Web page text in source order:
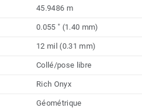
45.9486 m
0.055 " (1.40 mm)
12 mil (0.31 mm)
Collé/pose libre
Rich Onyx
Géométrique